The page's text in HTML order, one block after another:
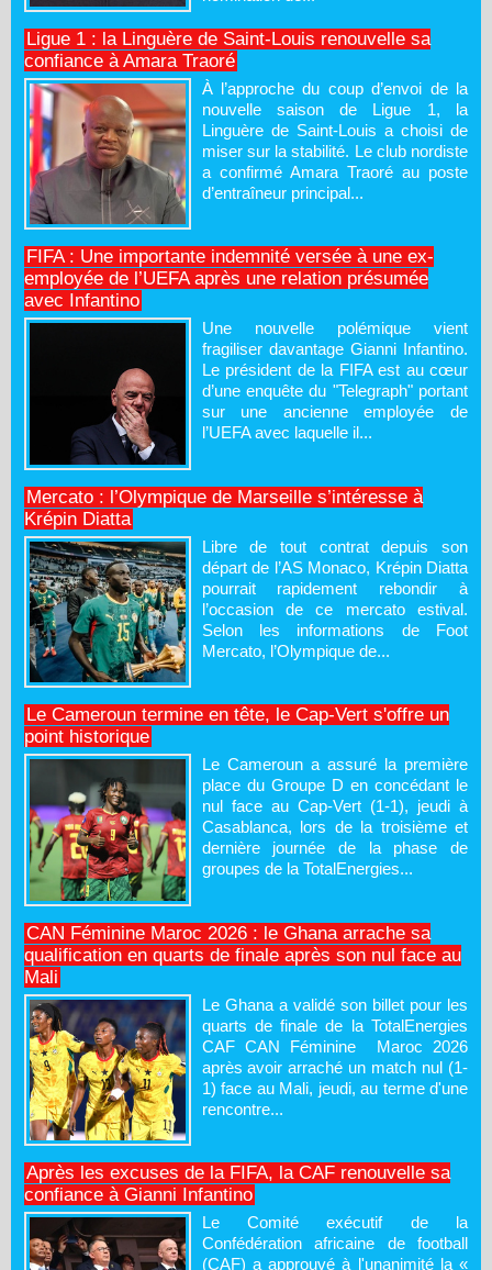
Ligue 1 : la Linguère de Saint-Louis renouvelle sa
confiance à Amara Traoré
À l’approche du coup d’envoi de la
nouvelle saison de Ligue 1, la
Linguère de Saint-Louis a choisi de
miser sur la stabilité. Le club nordiste
a confirmé Amara Traoré au poste
d’entraîneur principal...
FIFA : Une importante indemnité versée à une ex-
employée de l’UEFA après une relation présumée
avec Infantino
Une nouvelle polémique vient
fragiliser davantage Gianni Infantino.
Le président de la FIFA est au cœur
d’une enquête du "Telegraph" portant
sur une ancienne employée de
l’UEFA avec laquelle il...
Mercato : l’Olympique de Marseille s’intéresse à
Krépin Diatta
Libre de tout contrat depuis son
départ de l’AS Monaco, Krépin Diatta
pourrait rapidement rebondir à
l’occasion de ce mercato estival.
Selon les informations de Foot
Mercato, l’Olympique de...
Le Cameroun termine en tête, le Cap-Vert s'offre un
point historique
Le Cameroun a assuré la première
place du Groupe D en concédant le
nul face au Cap-Vert (1-1), jeudi à
Casablanca, lors de la troisième et
dernière journée de la phase de
groupes de la TotalEnergies...
CAN Féminine Maroc 2026 : le Ghana arrache sa
qualification en quarts de finale après son nul face au
Mali
Le Ghana a validé son billet pour les
quarts de finale de la TotalEnergies
CAF CAN Féminine Maroc 2026
après avoir arraché un match nul (1-
1) face au Mali, jeudi, au terme d'une
rencontre...
Après les excuses de la FIFA, la CAF renouvelle sa
confiance à Gianni Infantino
Le Comité exécutif de la
Confédération africaine de football
(CAF) a approuvé à l'unanimité la «